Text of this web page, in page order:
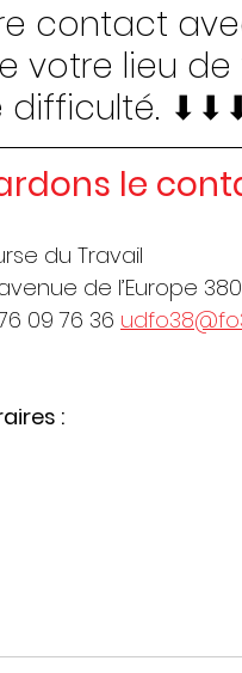
contact
votre lieu de
difficulté.
le
du Travail
de l’Europe
09 76 36
: